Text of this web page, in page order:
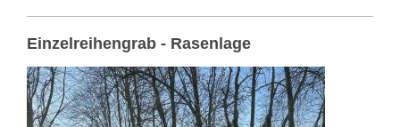
Einzelreihengrab - Rasenlage